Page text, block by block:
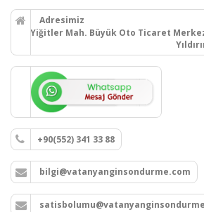
Bursa
Paneli
satışı,
periyodik
hizmetleri.
Adresimiz
Yiğitler Mah. Büyük Oto Ticaret
Yıldırım /
+90(552) 341 33 88
bilgi@vatanyanginsondurme.com